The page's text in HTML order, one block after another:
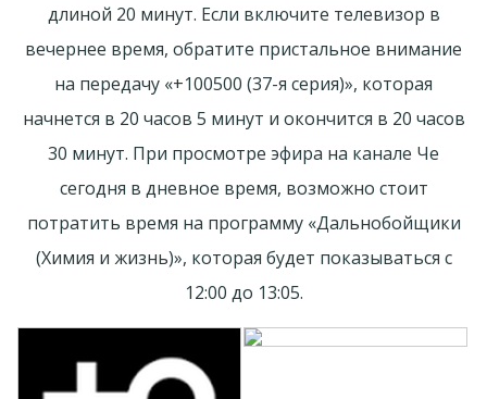
длиной 20 минут. Если включите телевизор в
вечернее время, обратите пристальное внимание
на передачу «+100500 (37-я серия)», которая
начнется в 20 часов 5 минут и окончится в 20 часов
30 минут. При просмотре эфира на канале Че
сегодня в дневное время, возможно стоит
потратить время на программу «Дальнобойщики
(Химия и жизнь)», которая будет показываться с
12:00 до 13:05.